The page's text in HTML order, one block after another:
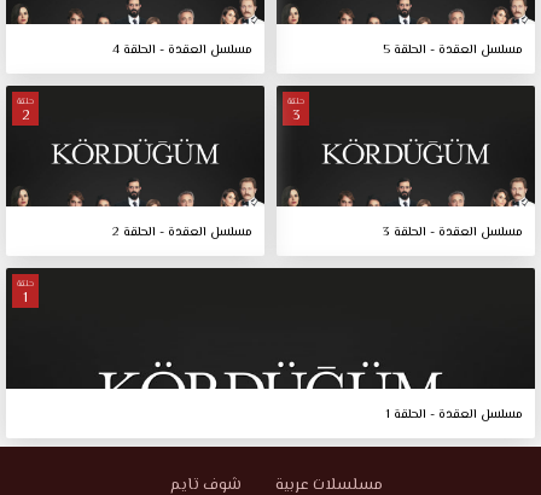
مسلسل العقدة - الحلقة 5 مسلسل العقدة - الحلقة 4
حلقة
3
مسلسل العقدة - الحلقة 3
حلقة
2
مسلسل العقدة - الحلقة 2
حلقة
1
مسلسل العقدة - الحلقة 1
مسلسلات عربية شوف تايم